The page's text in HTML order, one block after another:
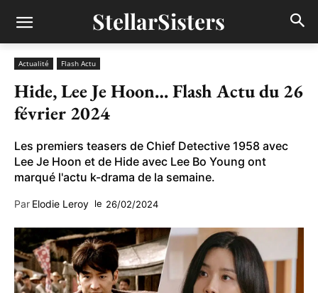
StellarSisters
Actualité Flash Actu
Hide, Lee Je Hoon… Flash Actu du 26
février 2024
Les premiers teasers de Chief Detective 1958 avec
Lee Je Hoon et de Hide avec Lee Bo Young ont
marqué l'actu k-drama de la semaine.
Par Elodie Leroy le 26/02/2024